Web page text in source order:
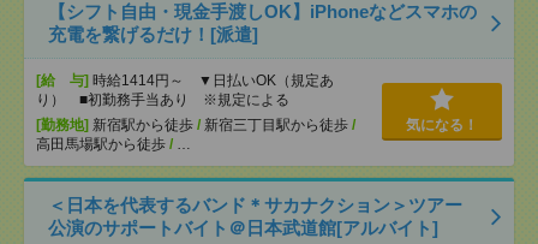
【シフト自由・現金手渡しOK】iPhoneなどスマホの
充電を繋げるだけ！[派遣]
[給 与] 時給1414円～ ▼日払いOK（規定あ
り） ■初勤務手当あり ※規定による
[勤務地] 新宿駅から徒歩 / 新宿三丁目駅から徒歩 /
高田馬場駅から徒歩 / …
気になる！
＜日本を代表するバンド＊サカナクション＞ツアー
公演のサポートバイト＠日本武道館[アルバイト]